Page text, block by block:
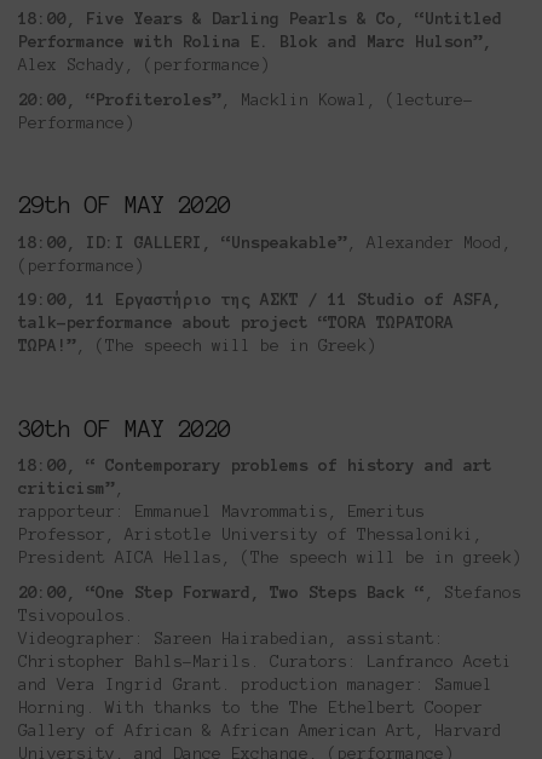
18:00, Five Years & Darling Pearls & Co, “Untitled
Performance with Rolina E. Blok and Marc Hulson”,
Alex Schady, (performance)
20:00, “Profiteroles” , Macklin Kowal, (lecture-
Performance)
29th OF MAY 2020
18:00, ID:I GALLERI, “Unspeakable” , Alexander Mood,
(performance)
19:00, 11 Εργαστήριο της ΑΣΚΤ / 11 Studio of ASFA,
talk-performance about project “TORA ΤΩΡΑTORA
ΤΩΡΑ!” , (Τhe speech will be in Greek)
30th OF MAY 2020
18:00, “ Contemporary problems of history and art
criticism” ,
rapporteur: Emmanuel Mavrommatis, Emeritus
Professor, Aristotle University of Thessaloniki,
President AICA Hellas, (Τhe speech will be in greek)
20:00, “One Step Forward, Two Steps Back “ , Stefanos
Tsivopoulos.
Videographer: Sareen Hairabedian, assistant:
Christopher Bahls-Marils. Curators: Lanfranco Aceti
and Vera Ingrid Grant. production manager: Samuel
Horning. With thanks to the The Ethelbert Cooper
Gallery of African & African American Art, Harvard
University, and Dance Exchange, (performance)